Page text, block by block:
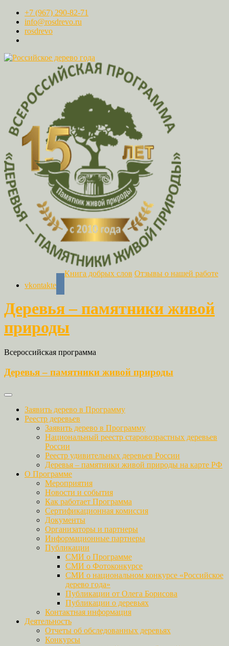
+7 (967) 290-82-71
info@rosdrevo.ru
rosdrevo
vkontakte
Книга добрых слов Отзывы о нашей работе
Деревья – памятники живой
природы
Всероссийская программа
Деревья – памятники живой природы
Заявить дерево в Программу
Реестр деревьев
Заявить дерево в Программу
Национальный реестр старовозрастных деревьев
России
Реестр удивительных деревьев России
Деревья – памятники живой природы на карте РФ
О Программе
Мероприятия
Новости и события
Как работает Программа
Сертификационная комиссия
Документы
Организаторы и партнеры
Информационные партнеры
Публикации
СМИ о Программе
СМИ о Фотоконкурсе
СМИ о национальном конкурсе «Российское
дерево года»
Публикации от Олега Борисова
Публикации о деревьях
Контактная информация
Деятельность
Отчеты об обследованных деревьях
Конкурсы